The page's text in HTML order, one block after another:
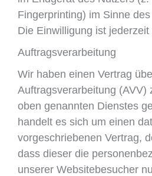
Fingerprinting) im Sinne
Die Einwilligung ist jederzeit
Auftragsverarbeitung
Wir haben einen Vertrag
Auftragsverarbeitung (AVV)
oben genannten Dienstes
handelt es sich um einen
vorgeschriebenen Vertrag,
dass dieser die
unserer Websitebesucher